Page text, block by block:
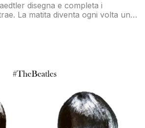
disegna e completa i
La matita diventa ogni volta un
una sigaretta stretta tra le